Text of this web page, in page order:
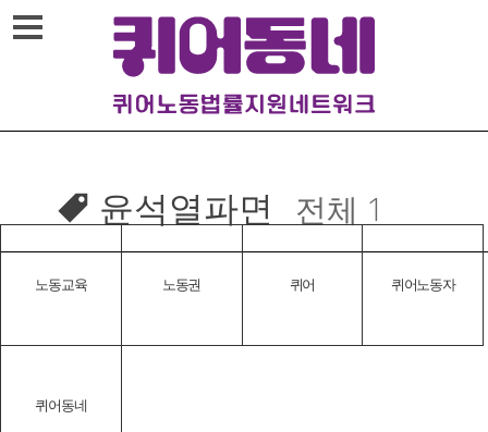
Skip
to
메뉴열기
윤석열파면 전체 1
노동교육 노동권 퀴어 퀴어노동자
퀴어동네